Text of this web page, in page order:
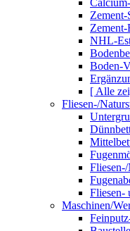
Zement-
NHL-
Boden-
[ Alle
Fliesen-/
Fliesen-
Maschinen/